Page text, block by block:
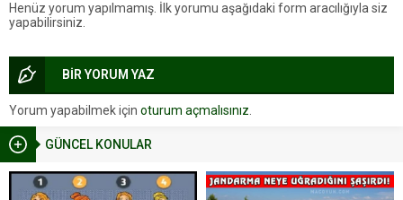
GÜNCEL KONULAR
Henüz yorum yapılmamış. İlk yorumu aşağıdaki form aracılığıyla siz
yapabilirsiniz.
BİR YORUM YAZ
Yorum yapabilmek için oturum açmalısınız